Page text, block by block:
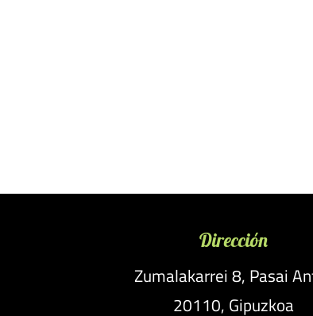
Dirección
Zumalakarrei 8, Pasai
20110, Gipuzkoa